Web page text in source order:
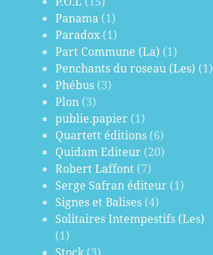
Panama (1)
Paradox (1)
Part Commune (La) (1)
Penchants du roseau (Les) (1)
Phébus (3)
Plon (3)
publie.papier (1)
Quartett éditions (6)
Quidam Editeur (20)
Robert Laffont (7)
Serge Safran éditeur (1)
Signes et Balises (4)
Solitaires Intempestifs (Les)
(1)